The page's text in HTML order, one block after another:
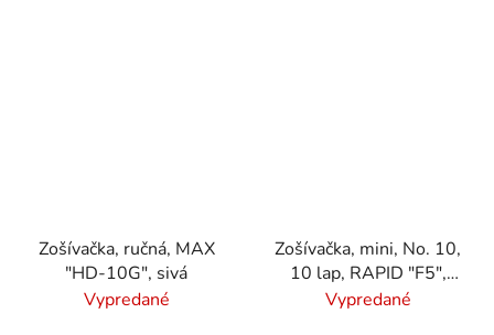
Zošívačka, ručná, MAX
"HD-10G", sivá
Vypredané
Zošívačka, mini, No. 10,
10 lap, RAPID "F5",
čierna
Vypredané